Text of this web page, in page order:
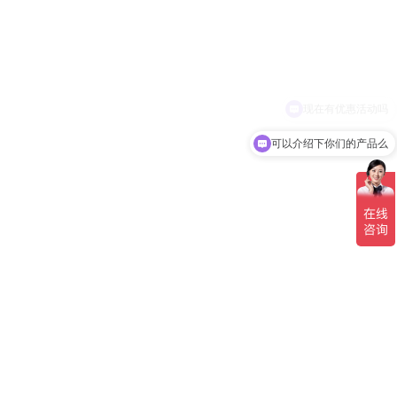
可以介绍下你们的产品么